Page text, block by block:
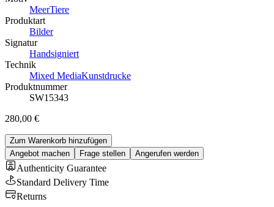
MeerTiere
Produktart
Bilder
Signatur
Handsigniert
Technik
Mixed MediaKunstdrucke
Produktnummer
SW15343
280,00 €
Zum Warenkorb hinzufügen
Angebot machen
Frage stellen Angerufen werden
Authenticity Guarantee
Standard Delivery Time
Returns